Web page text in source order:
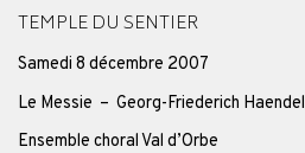
TEMPLE DU SENTIER
Samedi 8 décembre 2007
Le Messie – Georg-Friederich Haendel
Ensemble choral Val d’Orbe